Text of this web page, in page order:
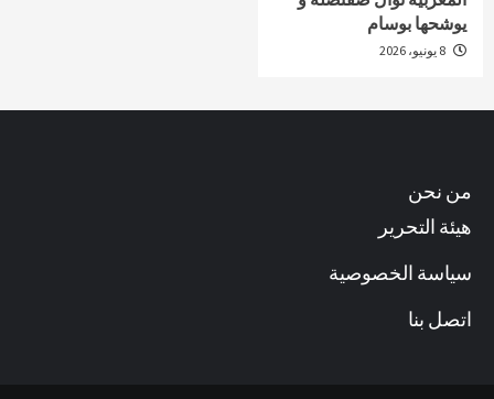
يوشحها بوسام
من نحن
هيئة التحرير
سياسة الخصوصية
اتصل بنا